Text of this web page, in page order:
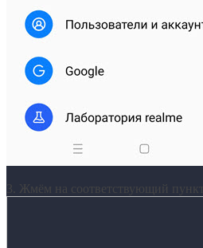
3. Жмём на соответствующий пункт.